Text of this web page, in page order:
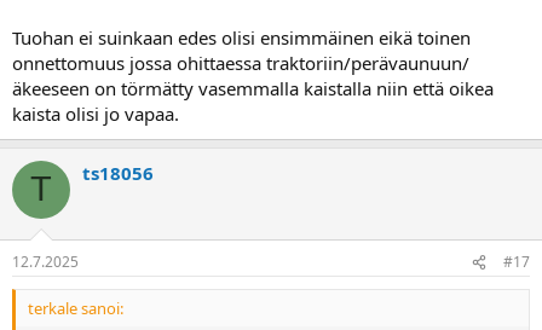
Tuohan ei suinkaan edes olisi ensimmäinen eikä toinen
onnettomuus jossa ohittaessa traktoriin/perävaunuun/
äkeeseen on törmätty vasemmalla kaistalla niin että oikea
kaista olisi jo vapaa.
T ts18056
12.7.2025 #17
terkale sanoi: